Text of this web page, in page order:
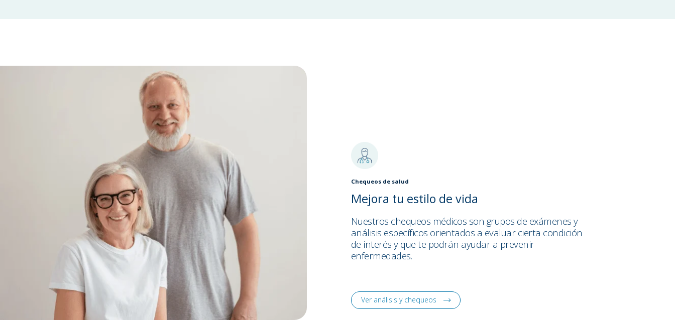
Chequeos de salud
Mejora tu estilo de vida
Nuestros chequeos médicos son grupos de exámenes y
análisis específicos orientados a evaluar cierta condición
de interés y que te podrán ayudar a prevenir
enfermedades.
Ver análisis y chequeos